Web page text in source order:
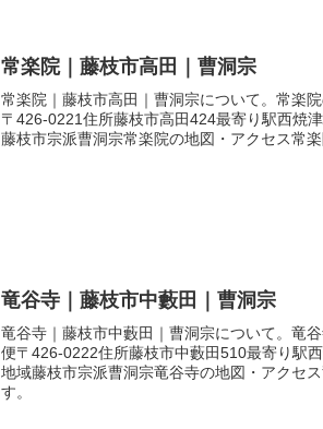
常楽院｜藤枝市高田｜曹洞宗
常楽院｜藤枝市高田｜曹洞宗について。常楽
〒426-0221住所藤枝市高田424最寄り駅西焼
藤枝市宗派曹洞宗常楽院の地図・アクセス常楽
竜谷寺｜藤枝市中藪田｜曹洞宗
竜谷寺｜藤枝市中藪田｜曹洞宗について。竜
便〒426-0222住所藤枝市中藪田510最寄り駅
地域藤枝市宗派曹洞宗竜谷寺の地図・アクセ
す。